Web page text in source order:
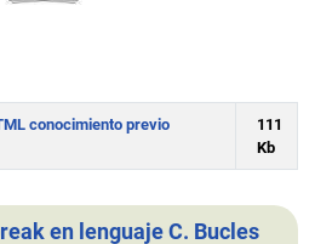
conocimiento previo
111
Kb
en lenguaje C. Bucles